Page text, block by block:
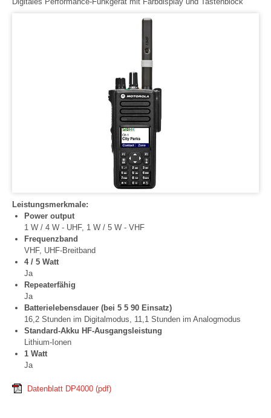
Leistungsmerkmale:
Power output
1 W / 4 W - UHF, 1 W / 5 W - VHF
Frequenzband
VHF, UHF-Breitband
4 / 5 Watt
Ja
Repeaterfähig
Ja
Batterielebensdauer (bei 5 5 90 Einsatz)
16,2 Stunden im Digitalmodus, 11,1 Stunden im Analogmodus
Standard-Akku HF-Ausgangsleistung
Lithium-Ionen
1 Watt
Ja
Datenblatt DP4000 (pdf)